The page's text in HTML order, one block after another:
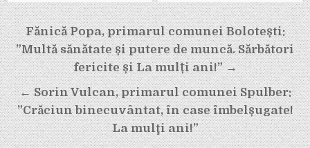
Navigare
în
articole
Fănică Popa, primarul comunei Bolotești:
”Multă sănătate și putere de muncă. Sărbători
fericite și La mulți ani!” →
← Sorin Vulcan, primarul comunei Spulber:
”Crăciun binecuvântat, în case îmbelșugate!
La mulţi ani!”